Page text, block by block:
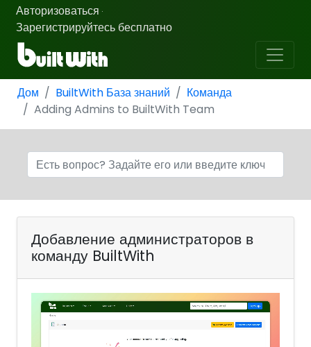
Авторизоваться ·
Зарегистрируйтесь бесплатно
Дом BuiltWith База знаний
Команда
Adding Admins to BuiltWith Team
Добавление администраторов в
команду BuiltWith